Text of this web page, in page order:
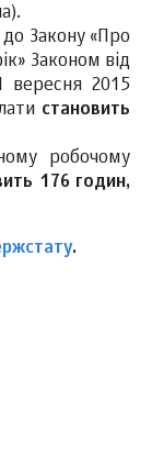
до Закону «Про
Законом від
вереcня 2015
становить
робочому
176 годин,
.